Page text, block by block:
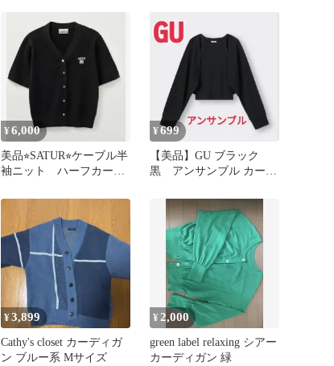
¥6,000
美品⭐︎SATUR⭐︎ケーブル半
袖ニット ハーフカーデ
¥699
【美品】GU ブラック
黒 アンサンブル カーデ
¥3,899
Cathy's closet カーディガ
ン ブルー系 Mサイズ
¥ 2,000
green label relaxing シアー
カーディガン 緑